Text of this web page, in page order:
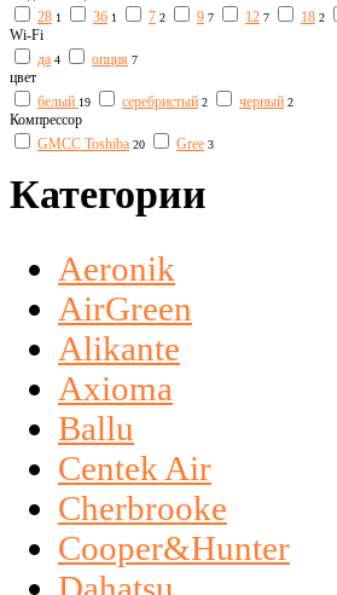
28 1 36 1 7 2 9 7 12 7 18 2
Wi-Fi
да 4 опция 7
цвет
белый 19 серебристый 2 черный 2
Компрессор
GMCC Toshiba 20 Gree 3
Категории
Aeronik
AirGreen
Alikante
Axioma
Ballu
Centek Air
Cherbrooke
Cooper&Hunter